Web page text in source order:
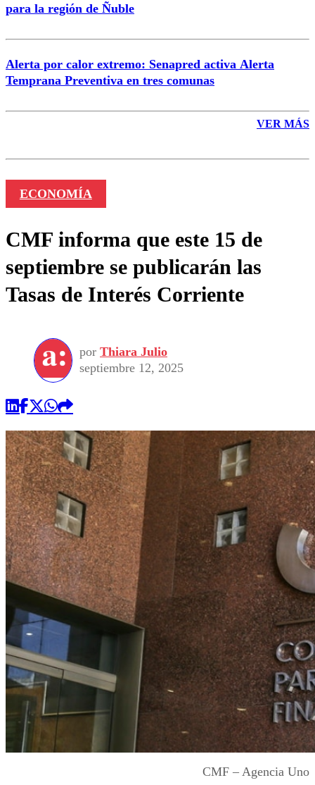
para la región de Ñuble
Alerta por calor extremo: Senapred activa Alerta
Temprana Preventiva en tres comunas
VER MÁS
ECONOMÍA
CMF informa que este 15 de
septiembre se publicarán las
Tasas de Interés Corriente
por Thiara Julio
septiembre 12, 2025
CMF – Agencia Uno